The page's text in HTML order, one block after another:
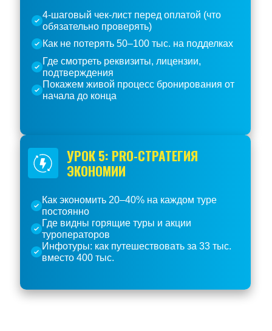
4-шаговый чек-лист перед оплатой (что
обязательно проверять)
Как не потерять 50–100 тыс. на подделках
Где смотреть реквизиты, лицензии,
подтверждения
Покажем живой процесс бронирования от
начала до конца
Как экономить 20–40% на каждом туре
постоянно
Где видны горящие туры и акции
туроператоров
Инфотуры: как путешествовать за 33 тыс.
вместо 400 тыс.
УРОК 5: PRO-СТРАТЕГИЯ
ЭКОНОМИИ